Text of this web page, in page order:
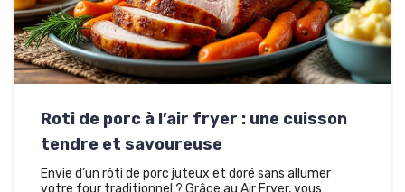
Roti de porc à l’air fryer : une cuisson
tendre et savoureuse
Envie d’un rôti de porc juteux et doré sans allumer
votre four traditionnel ? Grâce au Air Fryer, vous